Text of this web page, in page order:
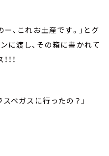
、これお土産です。」とグ
に渡し、その箱に書かれて
！
ベガスに行ったの？」